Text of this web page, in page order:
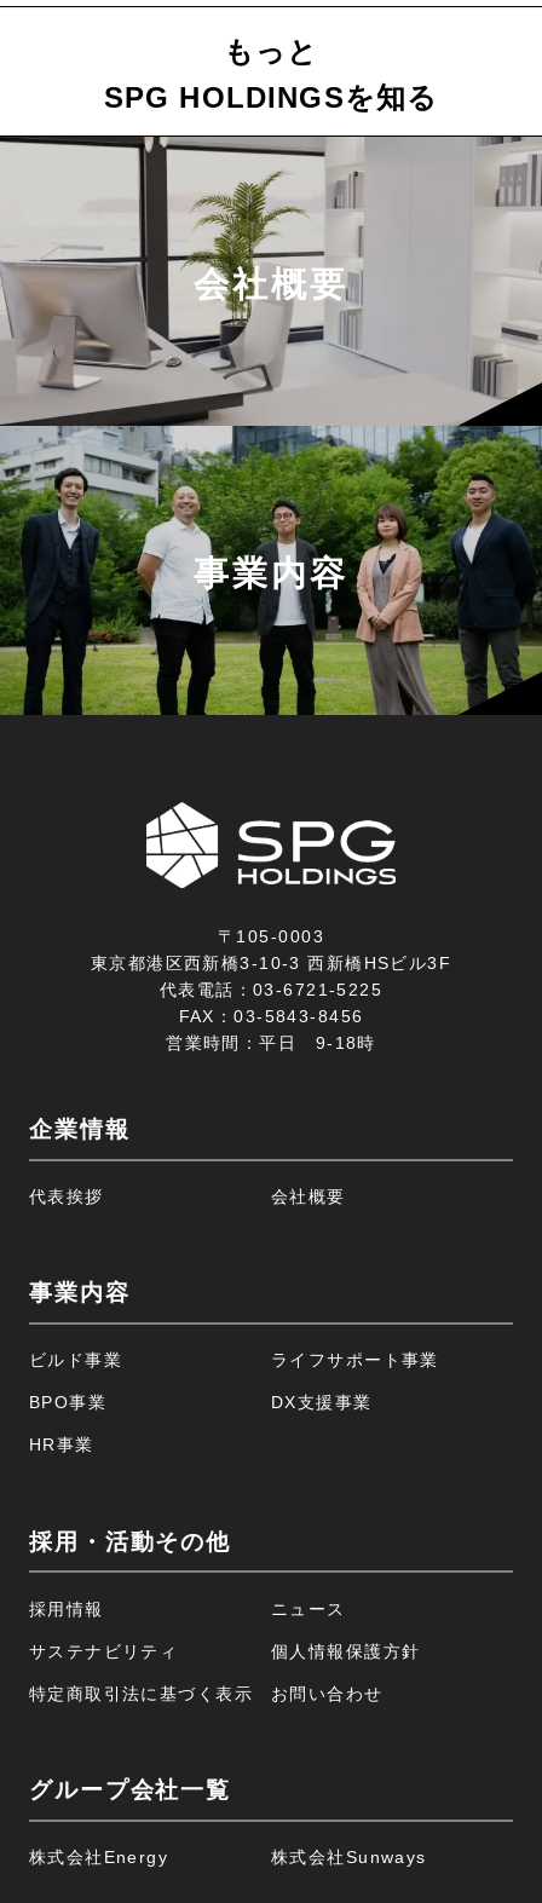
もっと
SPG HOLDINGSを知る
会社概要
事業内容
〒105-0003
東京都港区西新橋3-10-3 西新橋HSビル3F
代表電話： 03-6721-5225
FAX：03-5843-8456
営業時間：平日 9-18時
企業情報
代表挨拶 会社概要
事業内容
ビルド事業 ライフサポート事業
BPO事業 DX支援事業
HR事業
採用・活動その他
採用情報 ニュース
サステナビリティ 個人情報保護方針
特定商取引法に基づく表示 お問い合わせ
グループ会社一覧
株式会社Energy 株式会社Sunways